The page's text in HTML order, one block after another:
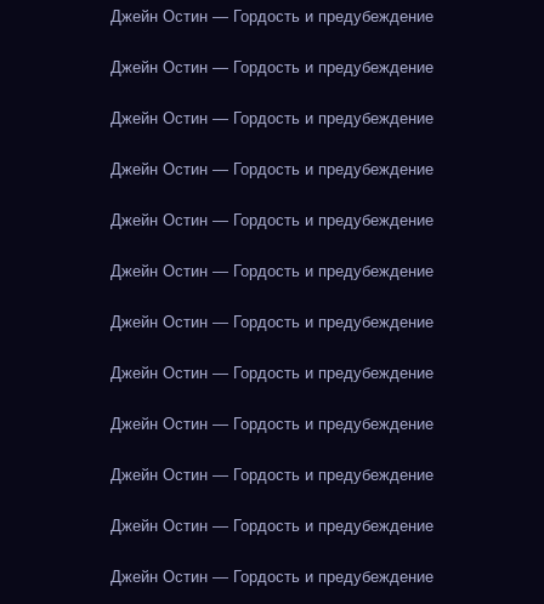
Джейн Остин — Гордость и предубеждение
Джейн Остин — Гордость и предубеждение
Джейн Остин — Гордость и предубеждение
Джейн Остин — Гордость и предубеждение
Джейн Остин — Гордость и предубеждение
Джейн Остин — Гордость и предубеждение
Джейн Остин — Гордость и предубеждение
Джейн Остин — Гордость и предубеждение
Джейн Остин — Гордость и предубеждение
Джейн Остин — Гордость и предубеждение
Джейн Остин — Гордость и предубеждение
Джейн Остин — Гордость и предубеждение